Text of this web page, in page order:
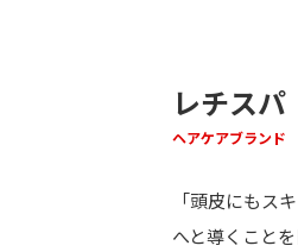
レチスパ
ヘアケアブランド
「頭皮にもス
へと導くこと